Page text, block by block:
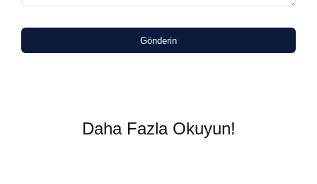
Gönderin
Daha Fazla Okuyun!